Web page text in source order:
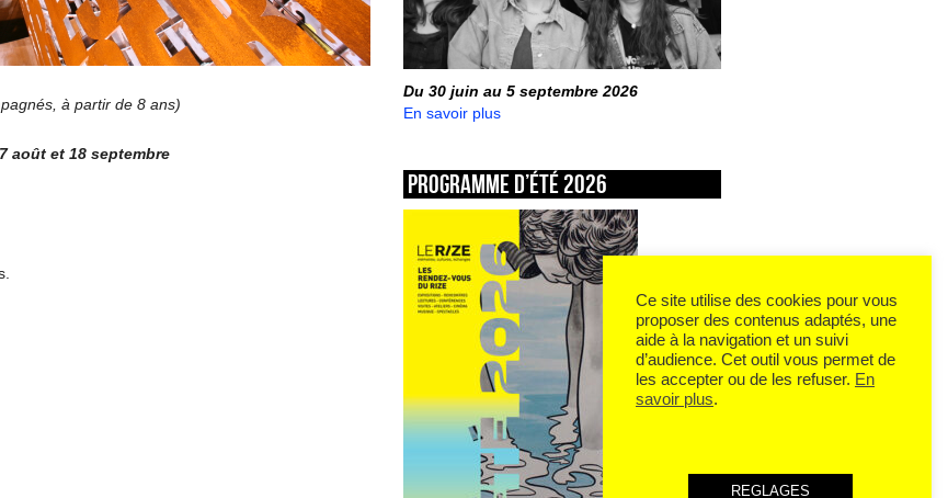
à partir de 8 ans)
août et 18 septembre
Du 30 juin au 5 septembre 2026
En savoir plus
Programme d’été 2026
Ce site utilise des cookies pour vous
proposer des contenus adaptés, une
aide à la navigation et un suivi
d’audience. Cet outil vous permet de
les accepter ou de les refuser. En
savoir plus.
REGLAGES